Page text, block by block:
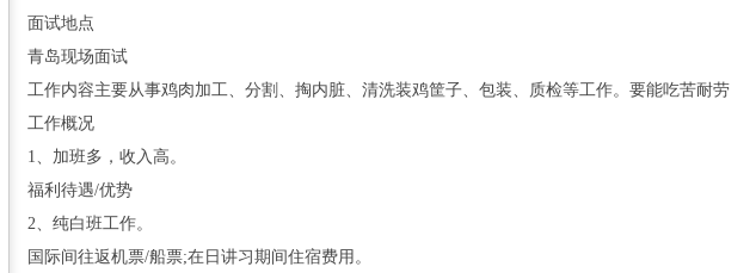
面试地点
青岛现场面试
工作内容主要从事鸡肉加工、分割、掏内脏、清洗装鸡筐子、包装、质检等工作。要能吃苦耐劳
工作概况
1、加班多，收入高。
福利待遇/优势
2、纯白班工作。
国际间往返机票/船票;在日讲习期间住宿费用。